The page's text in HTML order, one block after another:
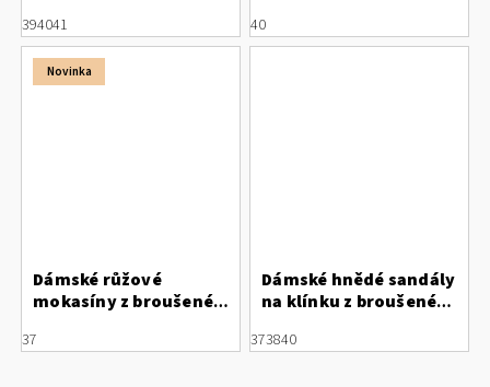
394041 40
Novinka
Dámské růžové
mokasíny z broušené
Letizia
37
Dámské hnědé sandály
na klínku z broušené
373840